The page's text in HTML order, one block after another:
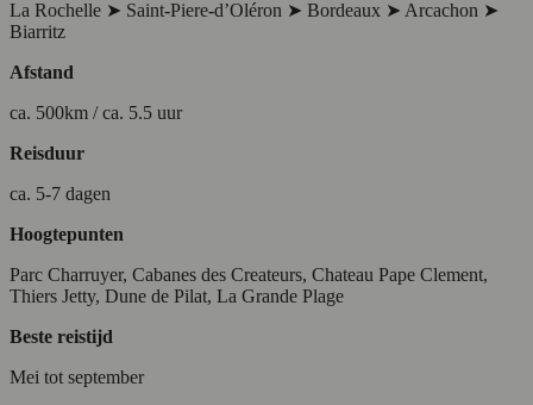
La Rochelle ➤ Saint-Piere-d’Oléron ➤ Bordeaux ➤ Arcachon ➤
Biarritz
Afstand
ca. 500km / ca. 5.5 uur
Reisduur
ca. 5-7 dagen
Hoogtepunten
Parc Charruyer, Cabanes des Createurs, Chateau Pape Clement,
Thiers Jetty, Dune de Pilat, La Grande Plage
Beste reistijd
Mei tot september